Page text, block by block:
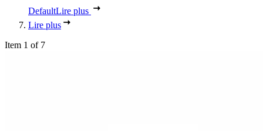
DefaultLire plus
Lire plus
Item 1 of 7